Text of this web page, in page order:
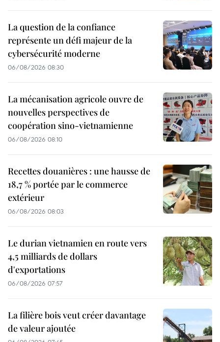
La question de la confiance
représente un défi majeur de la
cybersécurité moderne
06/08/2026 08:30
La mécanisation agricole ouvre de
nouvelles perspectives de
coopération sino-vietnamienne
06/08/2026 08:10
Recettes douanières : une hausse de
18,7 % portée par le commerce
extérieur
06/08/2026 08:03
Le durian vietnamien en route vers
4,5 milliards de dollars
d'exportations
06/08/2026 07:57
La filière bois veut créer davantage
de valeur ajoutée